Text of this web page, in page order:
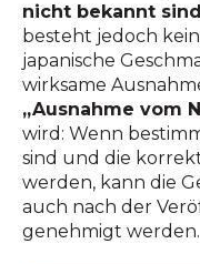
nicht bekannt
besteht jedoch
japanische
wirksame
„Ausnahme vom
wird: Wenn
sind und die
werden, kann die
auch nach der
genehmigt werden.